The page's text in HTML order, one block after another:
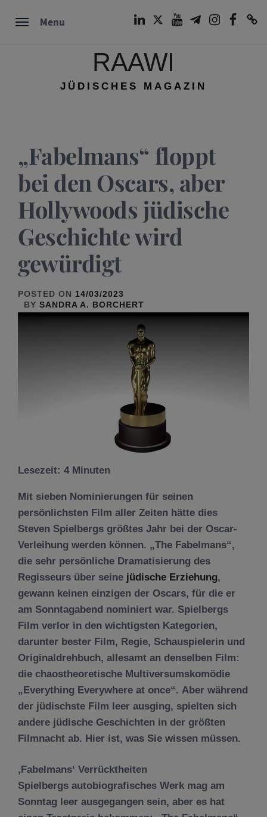
Menu
RAAWI
JÜDISCHES MAGAZIN
„Fabelmans“ floppt
bei den Oscars, aber
Hollywoods jüdische
Geschichte wird
gewürdigt
POSTED ON 14/03/2023
BY SANDRA A. BORCHERT
Lesezeit: 4 Minuten
Mit sieben Nominierungen für seinen
persönlichsten Film aller Zeiten hätte dies
Steven Spielbergs größtes Jahr bei der Oscar-
Verleihung werden können. „The Fabelmans“,
die sehr persönliche Dramatisierung des
Regisseurs über seine jüdische Erziehung,
gewann keinen einzigen der Oscars, für die er
am Sonntagabend nominiert war. Spielbergs
Film verlor in den wichtigsten Kategorien,
darunter bester Film, Regie, Schauspielerin und
Originaldrehbuch, allesamt an denselben Film:
die chaostheoretische Multiversumskomödie
„Everything Everywhere at once“. Aber während
der jüdischste Film leer ausging, spielten sich
andere jüdische Geschichten in der größten
Filmnacht ab. Hier ist, was Sie wissen müssen.
‚Fabelmans‘ Verrücktheiten
Spielbergs autobiografisches Werk mag am
Sonntag leer ausgegangen sein, aber es hat